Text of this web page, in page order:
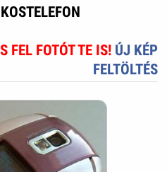
FEL FOTÓT TE IS! ÚJ KÉP
FELTÖLTÉS